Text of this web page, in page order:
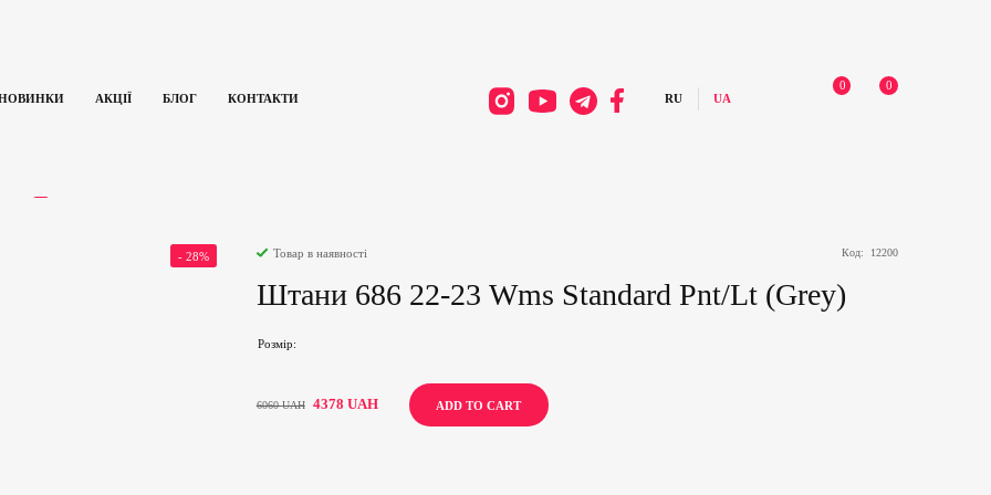
АКЦІЇ БЛОГ КОНТАКТИ
0 0
- 28% Товар в наявності Код: 12200
Штани 686 22-23 Wms Standard Pnt/Lt (Grey)
Розмір
6060UAH 4378 UAH ADD TO CART